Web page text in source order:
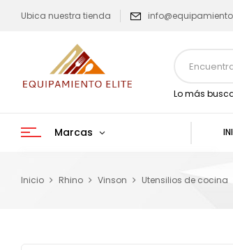
Ubica nuestra tienda
Lo más
Marcas
Inicio Rhino Vinson Utensilios de cocina